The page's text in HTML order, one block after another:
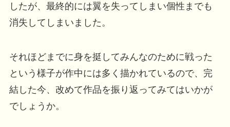
したが、最終的には翼を失ってしまい個性までも
消失してしまいました。
それほどまでに身を挺してみんなのために戦った
という様子が作中には多く描かれているので、完
結した今、改めて作品を振り返ってみてはいかが
でしょうか。